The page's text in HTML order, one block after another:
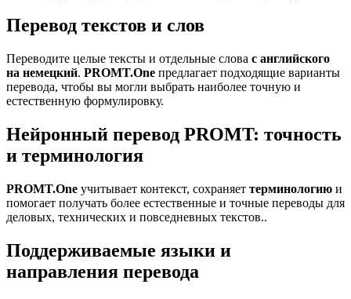
Перевод текстов и слов
Переводите целые тексты и отдельные слова с английского
на немецкий. PROMT.One предлагает подходящие варианты
перевода, чтобы вы могли выбрать наиболее точную и
естественную формулировку.
Нейронный перевод PROMT: точность
и терминология
PROMT.One учитывает контекст, сохраняет терминологию и
помогает получать более естественные и точные переводы для
деловых, технических и повседневных текстов..
Поддерживаемые языки и
направления перевода